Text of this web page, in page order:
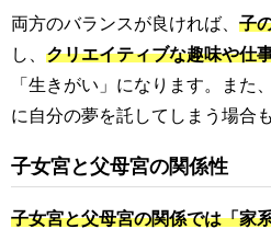
両方のバランスが良ければ、 子
し、 クリエイティブな趣味や仕
「生きがい」になります。また
に自分の夢を託してしまう場合
子女宮と父母宮の関係性
子女宮と父母宮の関係では「家